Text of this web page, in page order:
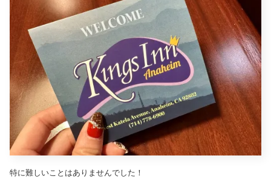
特に難しいことはありませんでした！